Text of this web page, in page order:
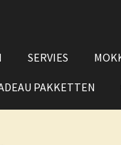
SERVIES
PAKKETTEN